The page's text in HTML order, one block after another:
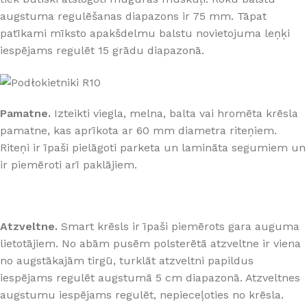
augstuma regulēšanas diapazons ir 75 mm. Tāpat
patīkami mīksto apakšdelmu balstu novietojuma leņķi
iespējams regulēt 15 grādu diapazonā.
Pamatne. Izteikti viegla, melna, balta vai hromēta krēsla
pamatne, kas aprīkota ar 60 mm diametra riteņiem.
Riteņi ir īpaši pielāgoti parketa un lamināta segumiem un
ir piemēroti arī paklājiem.
Atzveltne. Smart krēsls ir īpaši piemērots gara auguma
lietotājiem. No abām pusēm polsterētā atzveltne ir viena
no augstākajām tirgū, turklāt atzveltni papildus
iespējams regulēt augstumā 5 cm diapazonā. Atzveltnes
augstumu iespējams regulēt, nepieceļoties no krēsla.